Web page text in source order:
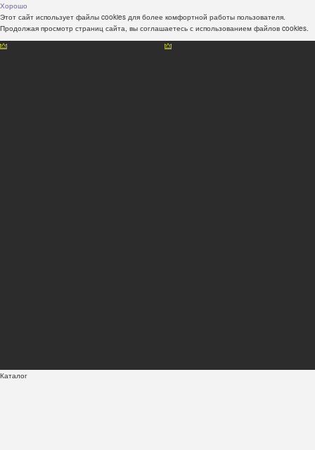
Хорошо
Этот сайт использует файлы cookies для более комфортной работы пользователя.
Продолжая просмотр страниц сайта, вы соглашаетесь с использованием файлов cookies.
Каталог